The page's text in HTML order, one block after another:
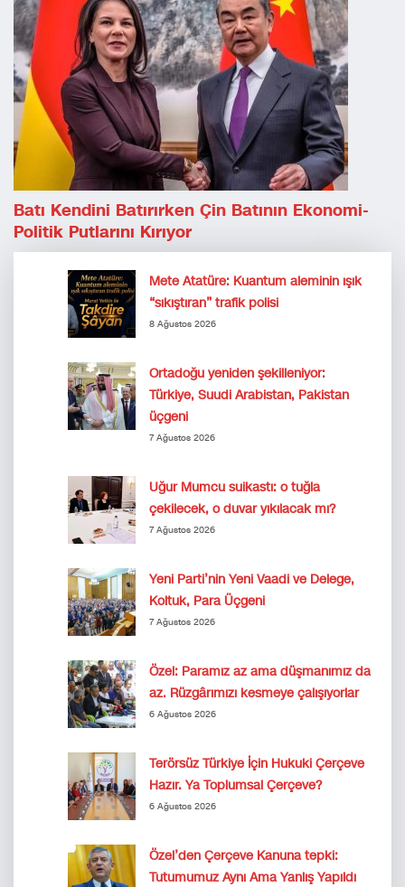
Batı Kendini Batırırken Çin Batının Ekonomi-
Politik Putlarını Kırıyor
Mete Atatüre: Kuantum aleminin ışık
“sıkıştıran” trafik polisi
8 Ağustos 2026
Ortadoğu yeniden şekilleniyor:
Türkiye, Suudi Arabistan, Pakistan
üçgeni
7 Ağustos 2026
Uğur Mumcu suikastı: o tuğla
çekilecek, o duvar yıkılacak mı?
7 Ağustos 2026
Yeni Parti’nin Yeni Vaadi ve Delege,
Koltuk, Para Üçgeni
7 Ağustos 2026
Özel: Paramız az ama düşmanımız da
az. Rüzgârımızı kesmeye çalışıyorlar
6 Ağustos 2026
Terörsüz Türkiye İçin Hukuki Çerçeve
Hazır. Ya Toplumsal Çerçeve?
6 Ağustos 2026
Özel’den Çerçeve Kanuna tepki:
Tutumumuz Aynı Ama Yanlış Yapıldı